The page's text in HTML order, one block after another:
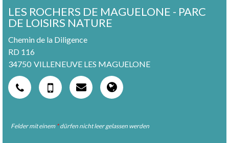
LES ROCHERS DE MAGUELONE - PARC
DE LOISIRS NATURE
Chemin de la Diligence
RD 116
34750 VILLENEUVE LES MAGUELONE
Felder mit einem *dürfen nicht leer gelassen werden